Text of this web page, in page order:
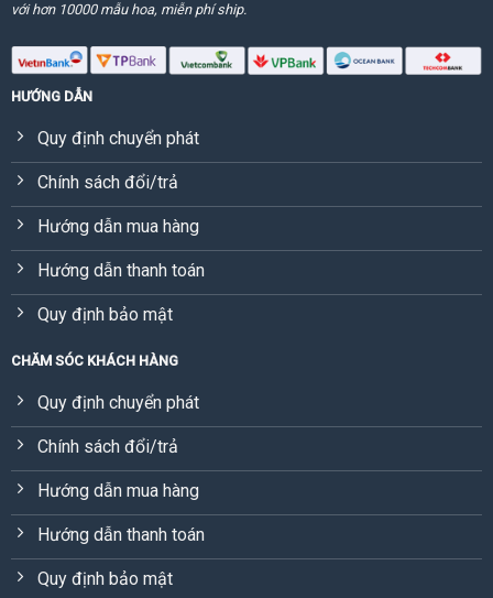
với hơn 10000 mẫu hoa, miễn phí ship.
HƯỚNG DẪN
Quy định chuyển phát
Chính sách đổi/trả
Hướng dẫn mua hàng
Hướng dẫn thanh toán
Quy định bảo mật
CHĂM SÓC KHÁCH HÀNG
Quy định chuyển phát
Chính sách đổi/trả
Hướng dẫn mua hàng
Hướng dẫn thanh toán
Quy định bảo mật